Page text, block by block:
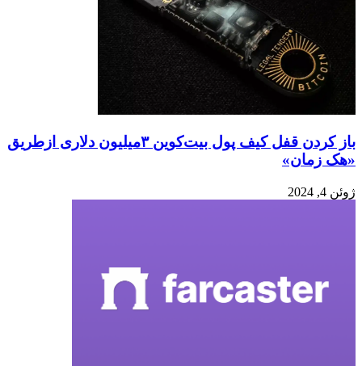
باز کردن قفل کیف پول بیت‌کوین ۳میلیون دلاری ازطریق
«هک زمان»
ژوئن 4, 2024